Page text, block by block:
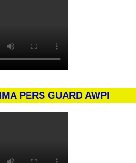
PERS GUARD AWPI